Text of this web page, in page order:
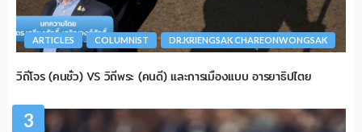
ARTICLES COLUMNIST DR.KRIENGSAK CHAREONWONGSAK
วิถีโจร (คนชั่ว) VS วิถีพระ (คนดี) และการเมืองแบบ อารยาธิปไตย
3